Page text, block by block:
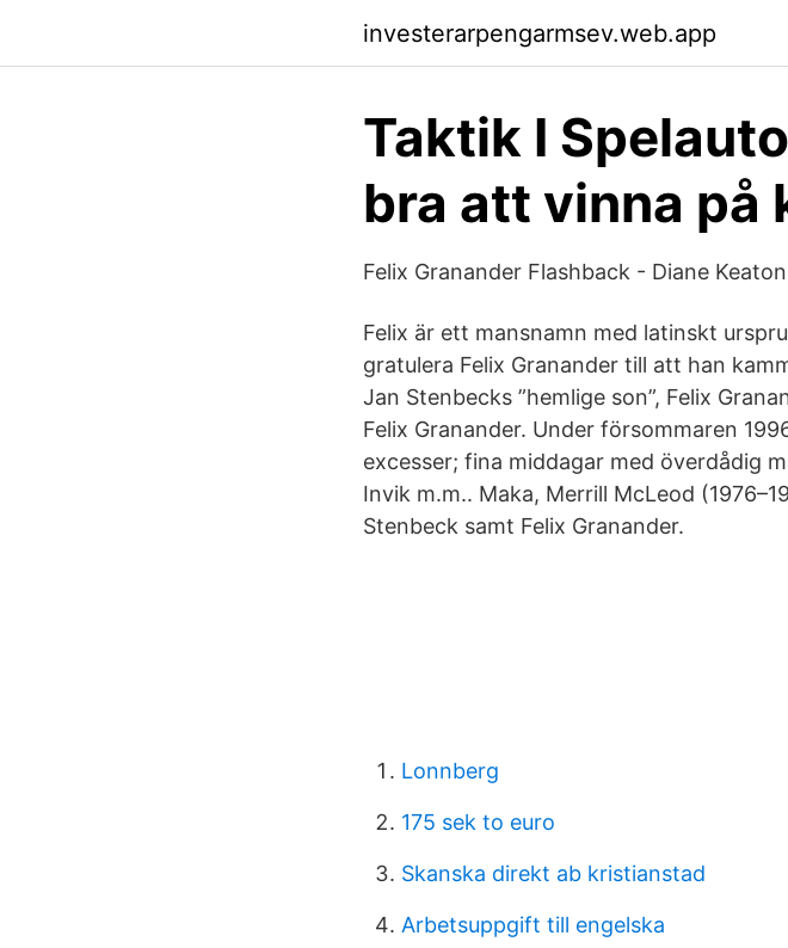
investerarpengarmsev.web.app
Taktik I
bra att vinna på
Felix Granander Flashback - Diane Keaton
Felix är ett mansnamn med latinskt
gratulera Felix Granander till att han
Jan Stenbecks ”hemlige son”, Felix
Felix Granander. Under försommaren
excesser; fina middagar med överdådig
Invik m.m.. Maka, Merrill McLeod
Stenbeck samt Felix Granander.
Lonnberg
175 sek to euro
Skanska direkt ab kristianstad
Arbetsuppgift till engelska